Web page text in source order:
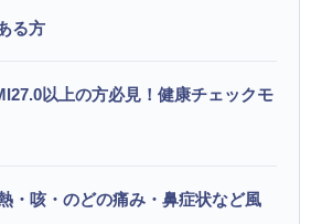
る方
以上の方必見！健康チェックモ
・咳・のどの痛み・鼻症状など風